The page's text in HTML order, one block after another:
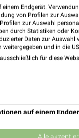
7
Uhr |
1 Prospekt
Endgerät.
von Profilen zur
zur Auswahl
durch Statistiken oder
Daten zur Auswahl
und in die
für diese
auf einem
von Werbeanzeigen
Alle